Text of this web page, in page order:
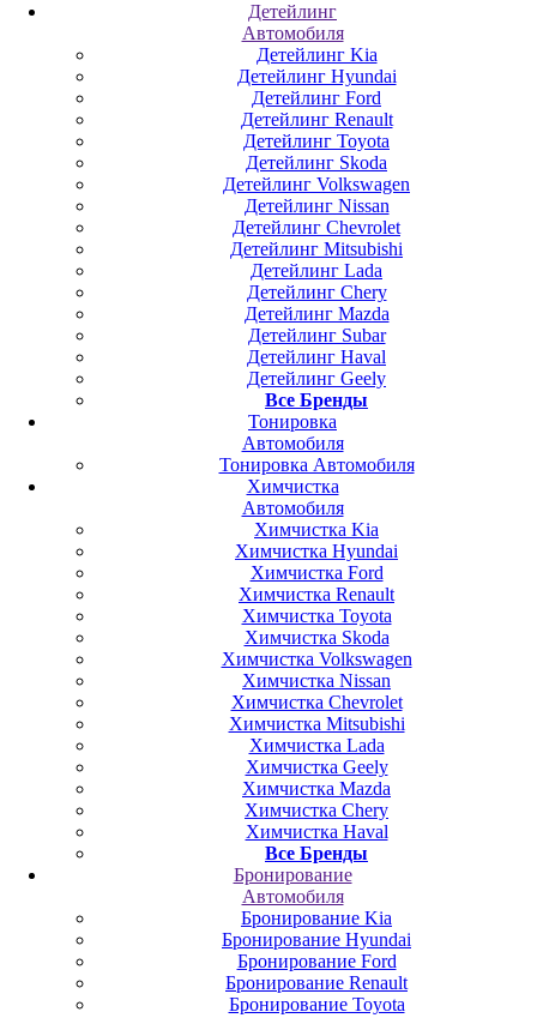
Детейлинг
Автомобиля
Детейлинг Kia
Детейлинг Hyundai
Детейлинг Ford
Детейлинг Renault
Детейлинг Toyota
Детейлинг Skoda
Детейлинг Volkswagen
Детейлинг Nissan
Детейлинг Chevrolet
Детейлинг Mitsubishi
Детейлинг Lada
Детейлинг Chery
Детейлинг Mazda
Детейлинг Subar
Детейлинг Haval
Детейлинг Geely
Все Бренды
Тонировка
Автомобиля
Тонировка Автомобиля
Химчистка
Автомобиля
Химчистка Kia
Химчистка Hyundai
Химчистка Ford
Химчистка Renault
Химчистка Toyota
Химчистка Skoda
Химчистка Volkswagen
Химчистка Nissan
Химчистка Chevrolet
Химчистка Mitsubishi
Химчистка Lada
Химчистка Geely
Химчистка Mazda
Химчистка Chery
Химчистка Haval
Все Бренды
Бронирование
Автомобиля
Бронирование Kia
Бронирование Hyundai
Бронирование Ford
Бронирование Renault
Бронирование Toyota